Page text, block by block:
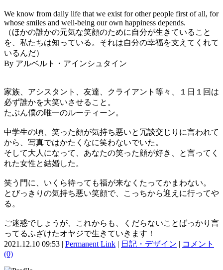
We know from daily life that we exist for other people first of all, for
whose smiles and well-being our own happiness depends.
（ほかの誰かの元気な笑顔のために自分が生きていること
を、私たちは知っている。それは自分の幸福を支えてくれて
いるんだ）
By アルベルト・アインシュタイン
家族、アシスタント、友達、クライアント等々、１日１回は
必ず誰かを大笑いさせること。
たぶん僕の唯一のルーティーン。
中学生の頃、笑った顔が気持ち悪いと冗談交じりに言われて
から、写真ではかたくなに笑わないでいた。
そして大人になって、あなたの笑った顔が好き、と言ってく
れた女性と結婚した。
笑う門に、いくら待っても福が来なくたってかまわない。
とびっきりの気持ち悪い笑顔で、こっちから迎えに行ってや
る。
ご迷惑でしょうが、これからも、くだらないことばっかり言
ってるふざけたオヤジで生きていきます！
2021.12.10 09:53 | Permanent Link | 日記・デザイン | コメント
(0)